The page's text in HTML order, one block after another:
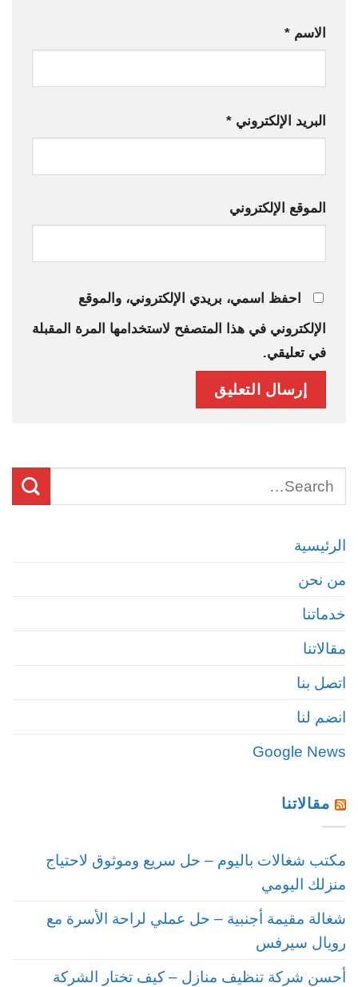
الرئيسية
من نحن
خدماتنا
مقالاتنا
اتصل بنا
انضم لنا
Google News
مقالاتنا
مكتب شغالات باليوم – حل سريع وموثوق لاحتياج
منزلك اليومي
شغالة مقيمة أجنبية – حل عملي لراحة الأسرة مع
رويال سيرفس
أحسن شركة تنظيف منازل – كيف تختار الشركة
الاسم *
البريد الإلكتروني *
الموقع الإلكتروني
احفظ اسمي، بريدي الإلكتروني، والموقع
الإلكتروني في هذا المتصفح لاستخدامها المرة المقبلة
في تعليقي.